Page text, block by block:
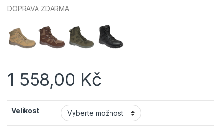
DOPRAVA ZDARMA
1 558,00 Kč
Velikost